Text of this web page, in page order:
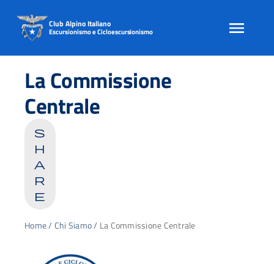
content
Club Alpino Italiano
Escursionismo e Cicloescursionismo
La Commissione
Centrale
s
h
a
r
e
Home/Chi Siamo/ La Commissione Centrale